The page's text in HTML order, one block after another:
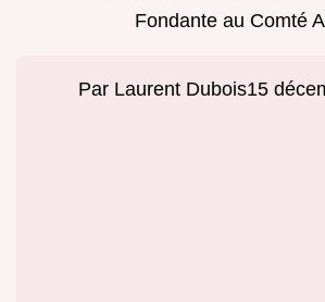
Fondante au Comté
Par Laurent Dubois15